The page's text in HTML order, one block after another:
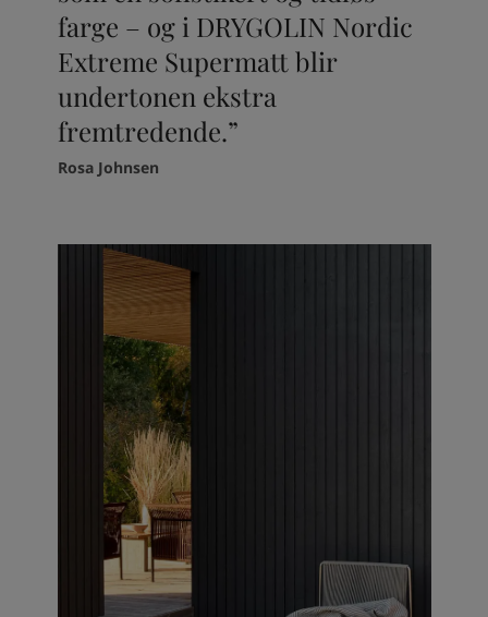
farge – og i DRYGOLIN Nordic
Extreme Supermatt blir
undertonen ekstra
fremtredende.”
Rosa Johnsen